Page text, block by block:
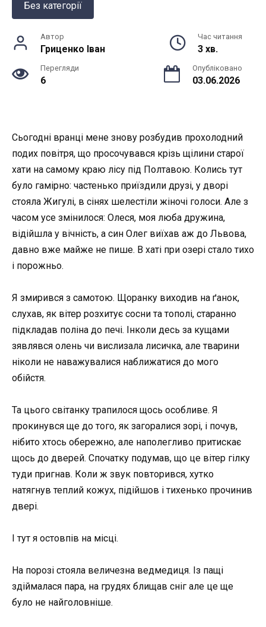
Без категорії
Автор
Гриценко Іван
Час читання
3 хв.
Перегляди
6
Опубліковано
03.06.2026
Сьогодні вранці мене знову розбудив прохолодний
подих повітря, що просочувався крізь щілини старої
хати на самому краю лісу під Полтавою. Колись тут
було гамірно: частенько приїздили друзі, у дворі
стояла Жигулі, в сінях шелестіли жіночі голоси. Але з
часом усе змінилося: Олеся, моя люба дружина,
відійшла у вічність, а син Олег виїхав аж до Львова,
давно вже майже не пише. В хаті при озері стало тихо
і порожньо.
Я змирився з самотою. Щоранку виходив на ґанок,
слухав, як вітер розхитує сосни та тополі, старанно
підкладав поліна до печі. Інколи десь за кущами
зявлявся олень чи вислизала лисичка, але тварини
ніколи не наважувалися наближатися до мого
обійстя.
Та цього світанку трапилося щось особливе. Я
прокинувся ще до того, як загоралися зорі, і почув,
нібито хтось обережно, але наполегливо притискає
щось до дверей. Спочатку подумав, що це вітер гілку
туди пригнав. Коли ж звук повторився, хутко
натягнув теплий кожух, підійшов і тихенько прочинив
двері.
І тут я остовпів на місці.
На порозі стояла величезна ведмедиця. Із пащі
здіймалася пара, на грудях блищав сніг але це ще
було не найголовніше.